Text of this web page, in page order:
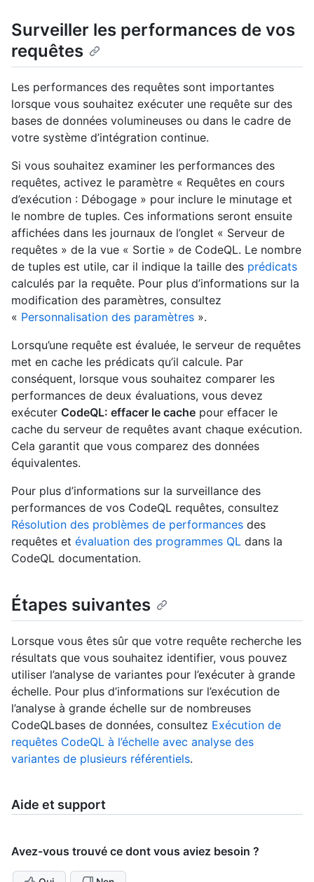
Surveiller les performances de vos
requêtes
Les performances des requêtes sont importantes
lorsque vous souhaitez exécuter une requête sur des
bases de données volumineuses ou dans le cadre de
votre système d’intégration continue.
Si vous souhaitez examiner les performances des
requêtes, activez le paramètre « Requêtes en cours
d’exécution : Débogage » pour inclure le minutage et
le nombre de tuples. Ces informations seront ensuite
affichées dans les journaux de l’onglet « Serveur de
requêtes » de la vue « Sortie » de CodeQL. Le nombre
de tuples est utile, car il indique la taille des prédicats
calculés par la requête. Pour plus d’informations sur la
modification des paramètres, consultez
« Personnalisation des paramètres ».
Lorsqu’une requête est évaluée, le serveur de requêtes
met en cache les prédicats qu’il calcule. Par
conséquent, lorsque vous souhaitez comparer les
performances de deux évaluations, vous devez
exécuter CodeQL: effacer le cache pour effacer le
cache du serveur de requêtes avant chaque exécution.
Cela garantit que vous comparez des données
équivalentes.
Pour plus d’informations sur la surveillance des
performances de vos CodeQL requêtes, consultez
Résolution des problèmes de performances des
requêtes et évaluation des programmes QL dans la
CodeQL documentation.
Étapes suivantes
Lorsque vous êtes sûr que votre requête recherche les
résultats que vous souhaitez identifier, vous pouvez
utiliser l’analyse de variantes pour l’exécuter à grande
échelle. Pour plus d’informations sur l’exécution de
l’analyse à grande échelle sur de nombreuses
CodeQLbases de données, consultez Exécution de
requêtes CodeQL à l’échelle avec analyse des
variantes de plusieurs référentiels.
Aide et support
Avez-vous trouvé ce dont vous aviez besoin ?